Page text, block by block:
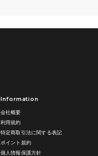
Information
会社概要
利用規約
特定商取引法に関する表記
ポイント規約
個人情報保護方針